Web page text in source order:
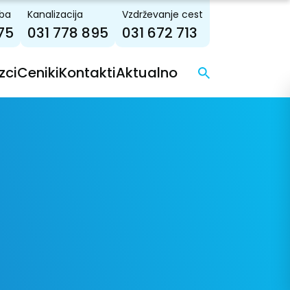
Kanalizacija
031 778 895
Vzdrževanje cest
031 672 713
CenikiKontaktiAktualno